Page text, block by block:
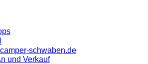
schwaben.de
und Verkauf